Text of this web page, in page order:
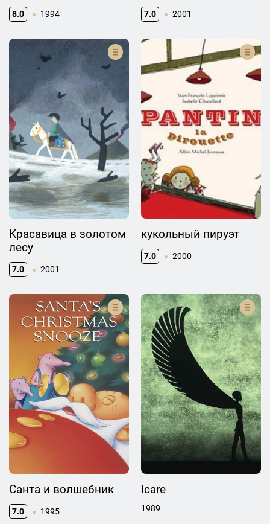
8.0 1994 7.0 2001
Красавица в золотом
лесу
7.0 2001
кукольный пируэт
7.0 2000
Санта и волшебник
7.0 1995
Icare
1989